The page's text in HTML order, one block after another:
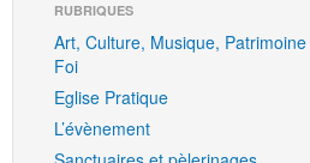
RUBRIQUES
Art, Culture, Musique,
Foi
Eglise Pratique
L’évènement